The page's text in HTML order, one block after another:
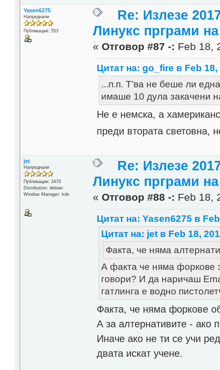
Yasen6275
Напреднали
Публикации: 553
Re: Излезе
Линукс прграми
« Отговор #87 -: Feb 18,
Цитат на: go_fire в Feb 18,
...п.п. Т'ва не беше ли
имаше 10 дула закачени
Не е немска, а
преди втората
jet
Напреднали
Публикации: 3470
Distribution: debian
Window Manager: kde
Re: Излезе
Линукс прграми
« Отговор #88 -: Feb 18,
Цитат на: Yasen6275 в
Цитат на: jet в Feb 18,
Факта, че няма
А факта че няма форкове
говори? И да наричаш
гатлинга е водно
Факта, че няма форкове
А за алтернативите - ако
Иначе ако не ти се учи
двата искат учене.